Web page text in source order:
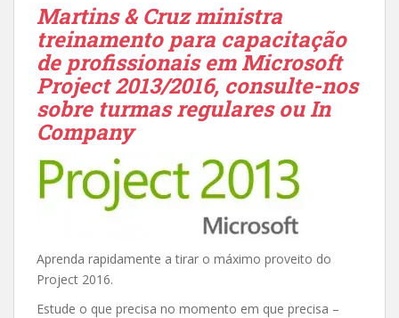
Martins & Cruz ministra
treinamento para capacitação
de profissionais em Microsoft
Project 2013/2016, consulte-nos
sobre turmas regulares ou In
Company
Aprenda rapidamente a tirar o máximo proveito do
Project 2016.
Estude o que precisa no momento em que precisa –